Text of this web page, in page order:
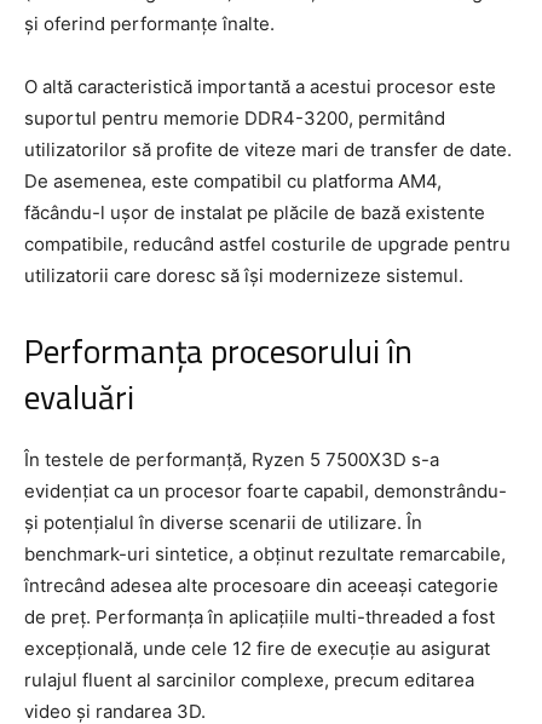
și oferind performanțe înalte.
O altă caracteristică importantă a acestui procesor este
suportul pentru memorie DDR4-3200, permitând
utilizatorilor să profite de viteze mari de transfer de date.
De asemenea, este compatibil cu platforma AM4,
făcându-l ușor de instalat pe plăcile de bază existente
compatibile, reducând astfel costurile de upgrade pentru
utilizatorii care doresc să își modernizeze sistemul.
Performanța procesorului în
evaluări
În testele de performanță, Ryzen 5 7500X3D s-a
evidențiat ca un procesor foarte capabil, demonstrându-
și potențialul în diverse scenarii de utilizare. În
benchmark-uri sintetice, a obținut rezultate remarcabile,
întrecând adesea alte procesoare din aceeași categorie
de preț. Performanța în aplicațiile multi-threaded a fost
excepțională, unde cele 12 fire de execuție au asigurat
rulajul fluent al sarcinilor complexe, precum editarea
video și randarea 3D.